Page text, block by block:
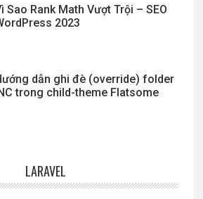
Sao Rank Math Vượt Trội – SEO
2023
dẫn ghi đè (override) folder
INC trong child-theme Flatsome
LARAVEL